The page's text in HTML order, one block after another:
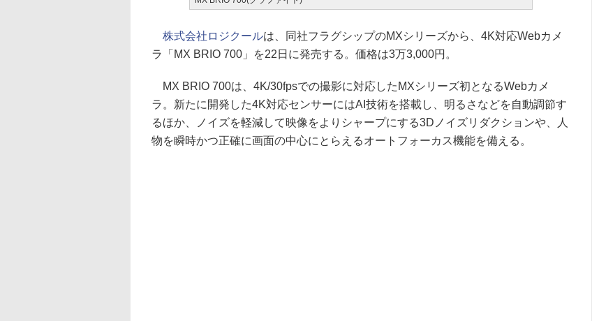
株式会社ロジクールは、同社フラグシップのMXシリーズから、4K対応Webカメ
ラ「MX BRIO 700」を22日に発売する。価格は3万3,000円。
MX BRIO 700は、4K/30fpsでの撮影に対応したMXシリーズ初となるWebカメ
ラ。新たに開発した4K対応センサーにはAI技術を搭載し、明るさなどを自動調節す
るほか、ノイズを軽減して映像をよりシャープにする3Dノイズリダクションや、人
物を瞬時かつ正確に画面の中心にとらえるオートフォーカス機能を備える。